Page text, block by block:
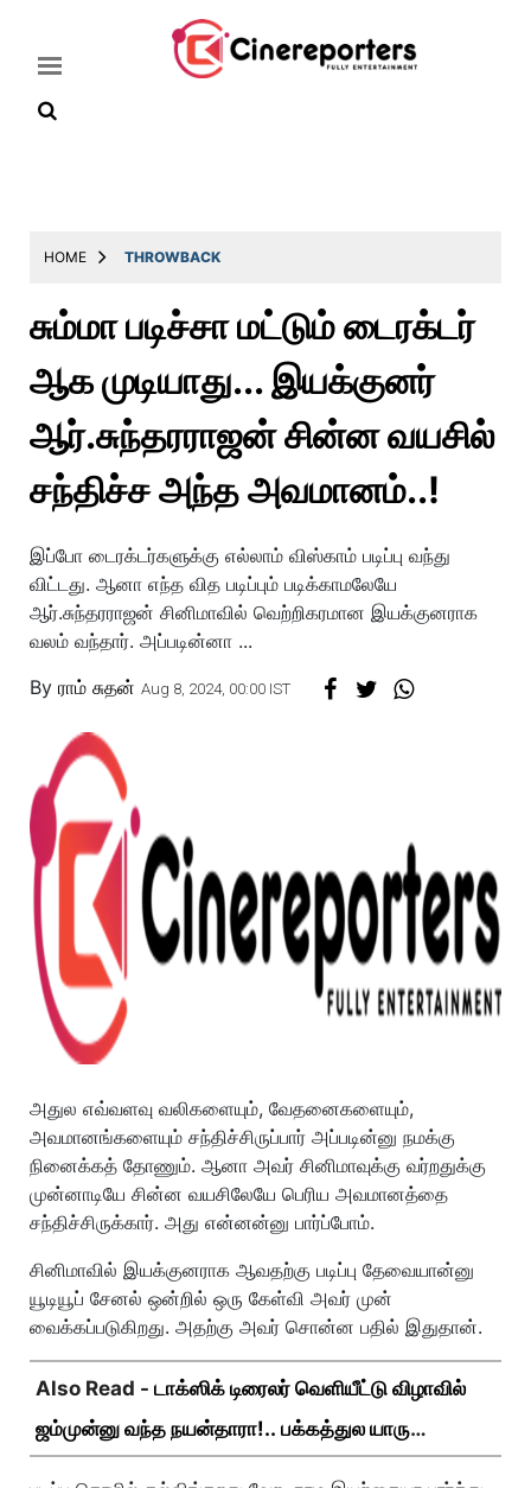
Latest
Throwback
Television
Reviews
Photos
Story
HOME THROWBACK
சும்மா படிச்சா மட்டும் டைரக்டர்
ஆக முடியாது... இயக்குனர்
ஆர்.சுந்தரராஜன் சின்ன வயசில்
சந்திச்ச அந்த அவமானம்..!
இப்போ டைரக்டர்களுக்கு எல்லாம் விஸ்காம் படிப்பு வந்து
விட்டது. ஆனா எந்த வித படிப்பும் படிக்காமலேயே
ஆர்.சுந்தரராஜன் சினிமாவில் வெற்றிகரமான இயக்குனராக
வலம் வந்தார். அப்படின்னா ...
By ராம் சுதன் Aug 8, 2024, 00:00 IST
அதுல எவ்வளவு வலிகளையும், வேதனைகளையும்,
அவமானங்களையும் சந்திச்சிருப்பார் அப்படின்னு நமக்கு
நினைக்கத் தோணும். ஆனா அவர் சினிமாவுக்கு வர்றதுக்கு
முன்னாடியே சின்ன வயசிலேயே பெரிய அவமானத்தை
சந்திச்சிருக்கார். அது என்னன்னு பார்ப்போம்.
சினிமாவில் இயக்குனராக ஆவதற்கு படிப்பு தேவையான்னு
யூடியூப் சேனல் ஒன்றில் ஒரு கேள்வி அவர் முன்
வைக்கப்படுகிறது. அதற்கு அவர் சொன்ன பதில் இதுதான்.
Also Read - டாக்ஸிக் டிரைலர் வெளியீட்டு விழாவில்
ஜம்முன்னு வந்த நயன்தாரா!.. பக்கத்துல யாரு